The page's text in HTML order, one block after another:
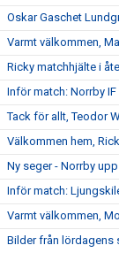
Oskar Gaschet
Varmt välkommen,
Ricky matchhjälte i
Inför match: Norrby
Tack för allt, Teodor
Välkommen hem,
Ny seger - Norrby
Inför match:
Varmt välkommen,
Bilder från lördagens